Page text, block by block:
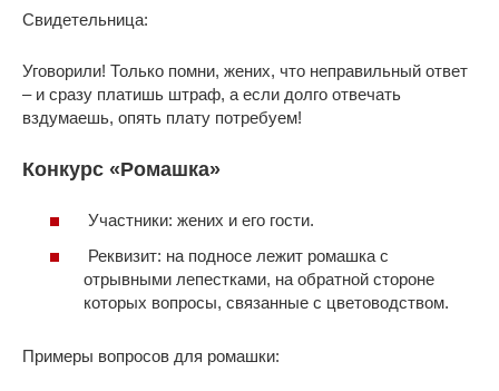
Свидетельница:
Уговорили! Только помни, жених, что неправильный ответ
– и сразу платишь штраф, а если долго отвечать
вздумаешь, опять плату потребуем!
Конкурс «Ромашка»
Участники: жених и его гости.
Реквизит: на подносе лежит ромашка с
отрывными лепестками, на обратной стороне
которых вопросы, связанные с цветоводством.
Примеры вопросов для ромашки: